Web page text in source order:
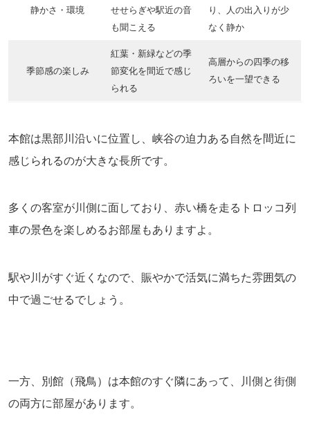
静かさ・環境
せせらぎや駅近の音
も聞こえる
り、人の出入りが少
なく静か
季節感の楽しみ
紅葉・新緑などの季
節変化を間近で感じ
られる
高層からの四季の移
ろいを一望できる
本館は黒部川沿いに位置し、峡谷の迫力ある自然を間近に
感じられるのが大きな長所です。
多くの客室が川側に面しており、赤い橋を走るトロッコ列
車の景色を楽しめるお部屋もありますよ。
駅や川がすぐ近くなので、賑やかで活気に満ちた雰囲気の
中で過ごせるでしょう。
一方、別館（飛鳥）は本館のすぐ隣にあって、川側と街側
の両方に部屋があります。